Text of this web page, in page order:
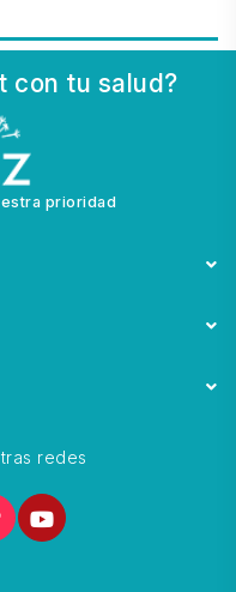
con tu salud?
prioridad
redes